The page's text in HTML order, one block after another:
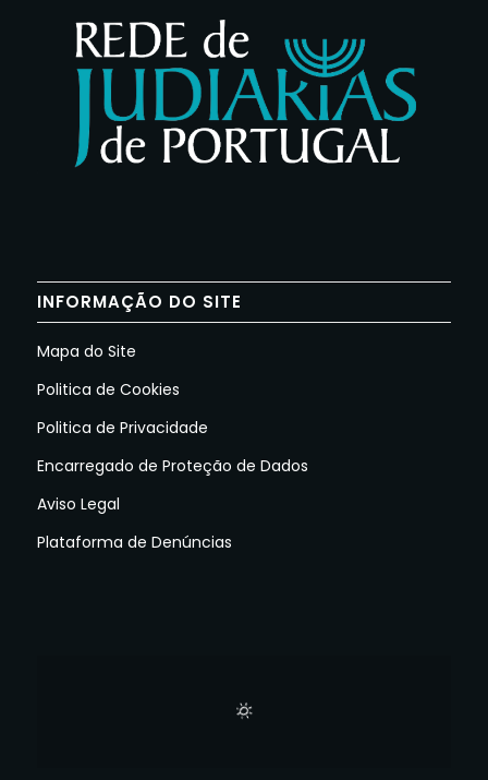
INFORMAÇÃO DO SITE
Mapa do Site
Politica de Cookies
Politica de Privacidade
Encarregado de Proteção de Dados
Aviso Legal
Plataforma de Denúncias